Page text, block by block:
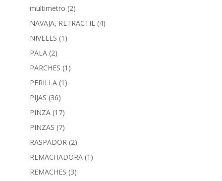
multimetro (2)
NAVAJA, RETRACTIL (4)
NIVELES (1)
PALA (2)
PARCHES (1)
PERILLA (1)
PIJAS (36)
PINZA (17)
PINZAS (7)
RASPADOR (2)
REMACHADORA (1)
REMACHES (3)